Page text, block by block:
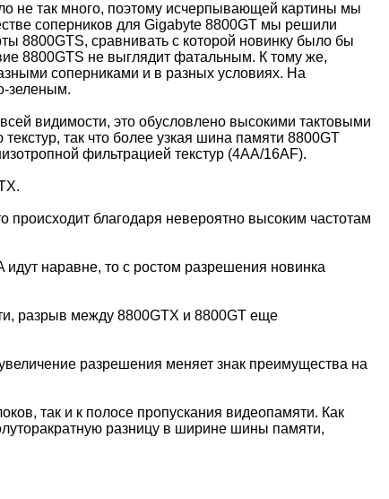
не так много, поэтому исчерпывающей картины мы
соперников для Gigabyte 8800GT мы решили
8800GTS, сравнивать с которой новинку было бы
8800GTS не выглядит фатальным. К тому же,
соперниками и в разных условиях. На
зеленым.
видимости, это обусловлено высокими тактовыми
так что более узкая шина памяти 8800GT
фильтрацией текстур (4AA/16AF).
благодаря невероятно высоким частотам
наравне, то с ростом разрешения новинка
разрыв между 8800GTX и 8800GT еще
разрешения меняет знак преимущества на
так и к полосе пропускания видеопамяти. Как
разницу в ширине шины памяти,